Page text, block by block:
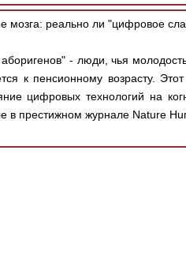
мозга: реально ли "цифровое
- люди, чья
к пенсионному возрасту.
цифровых технологий на
престижном журнале Nature